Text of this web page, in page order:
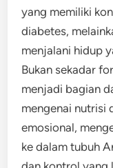
yang memiliki
diabetes,
menjalani hidup
Bukan sekadar
menjadi bagian
mengenai nutrisi
emosional,
ke dalam tubuh